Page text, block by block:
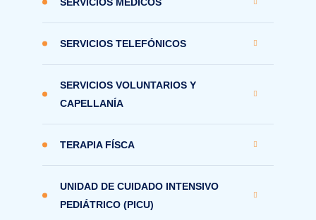
SERVICIOS TELEFÓNICOS
SERVICIOS VOLUNTARIOS Y
CAPELLANÍA
TERAPIA FÍSCA
UNIDAD DE CUIDADO INTENSIVO
PEDIÁTRICO (PICU)